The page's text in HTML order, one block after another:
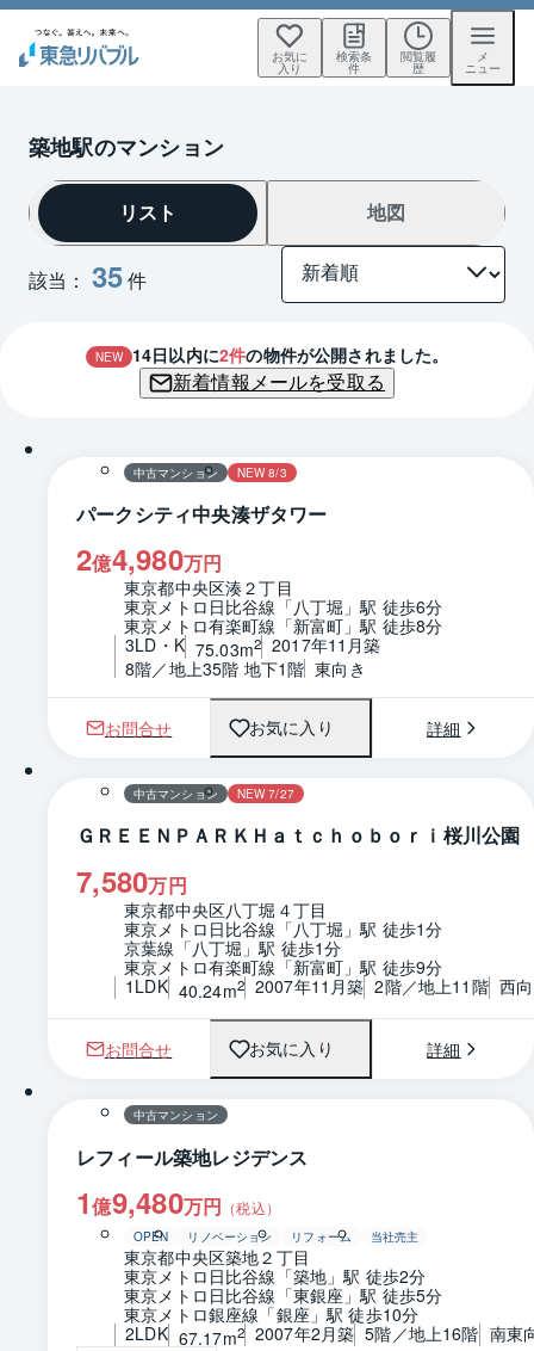
お気に
入り
検索条
件
閲覧履
歴
メ
ニュー
築地駅のマンション
該当： 35件
リスト 地図
NEW 14日以内に2件の物件が公開されました。
新着情報メールを受取る
中古マンション NEW 8/3
パークシティ中央湊ザタワー
2億4,980万円
東京都中央区湊２丁目
東京メトロ日比谷線「八丁堀」駅 徒歩6分
東京メトロ有楽町線「新富町」駅 徒歩8分
3LD・K 75.03m2 2017年11月築
8階／地上35階 地下1階 東向き
お問合せ お気に入り 詳細
1 / 0 間取り
中古マンション NEW 7/27
ＧＲＥＥＮＰＡＲＫＨａｔｃｈｏｂｏｒｉ桜川公園
7,580万円
東京都中央区八丁堀４丁目
東京メトロ日比谷線「八丁堀」駅 徒歩1分
京葉線「八丁堀」駅 徒歩1分
東京メトロ有楽町線「新富町」駅 徒歩9分
1LDK 40.24m2 2007年11月築 2階／地上11階 西
お問合せ お気に入り 詳細
1 / 0 間取り
中古マンション
レフィール築地レジデンス
1億9,480万円 （税込）
OPEN リノベーション リフォーム 当社売主
東京都中央区築地２丁目
東京メトロ日比谷線「築地」駅 徒歩2分
東京メトロ日比谷線「東銀座」駅 徒歩5分
東京メトロ銀座線「銀座」駅 徒歩10分
2LDK 67.17m2 2007年2月築 5階／地上16階 南東